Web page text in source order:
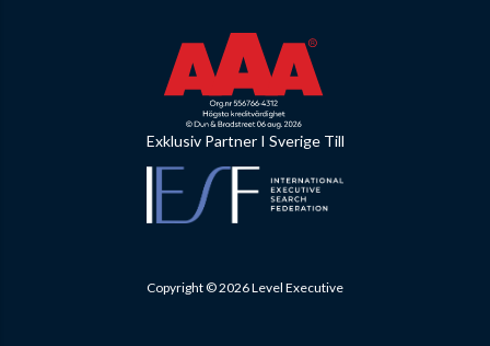
Exklusiv Partner I Sverige Till
Copyright © 2026 Level Executive